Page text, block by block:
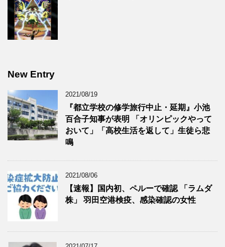
New Entry
2021/08/19
『都立学校の修学旅行中止・延期』小池
百合子知事が表明 「オリンピックやって
おいて」「高校生活を返して」生徒ら悲
鳴
2021/08/06
【速報】国内初、ペルーで確認 「ラムダ
株」 羽田空港検疫、感染確認の女性